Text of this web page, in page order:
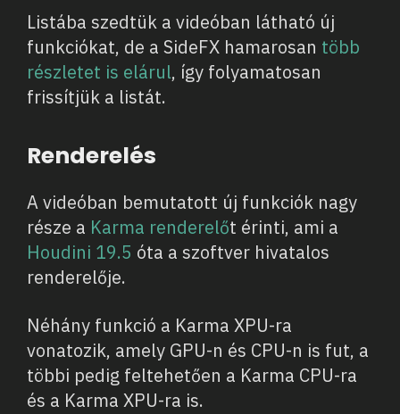
Listába szedtük a videóban látható új
funkciókat, de a SideFX hamarosan több
részletet is elárul, így folyamatosan
frissítjük a listát.
Renderelés
A videóban bemutatott új funkciók nagy
része a Karma renderelőt érinti, ami a
Houdini 19.5 óta a szoftver hivatalos
renderelője.
Néhány funkció a Karma XPU-ra
vonatozik, amely GPU-n és CPU-n is fut, a
többi pedig feltehetően a Karma CPU-ra
és a Karma XPU-ra is.